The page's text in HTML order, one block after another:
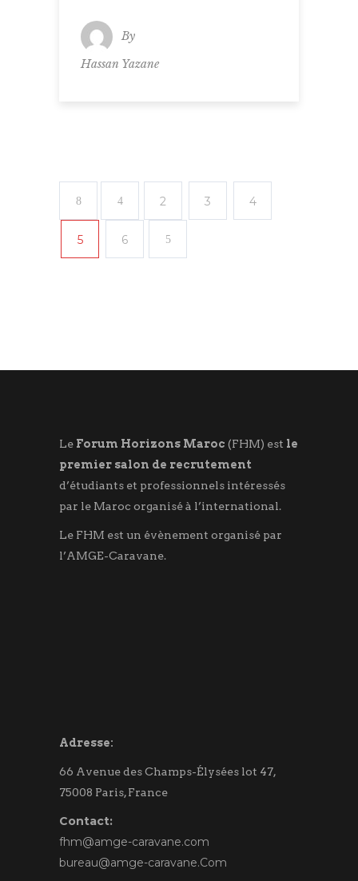
By
Hassan Yazane
2 3 4
5 6
Le Forum Horizons Maroc (FHM) est le
premier salon de recrutement
d’étudiants et professionnels intéressés
par le Maroc organisé à l’international.
Le FHM est un évènement organisé par
l’AMGE-Caravane.
Adresse:
66 Avenue des Champs-Élysées lot 47,
75008 Paris, France
Contact:
fhm@amge-caravane.com
bureau@amge-caravane.Com